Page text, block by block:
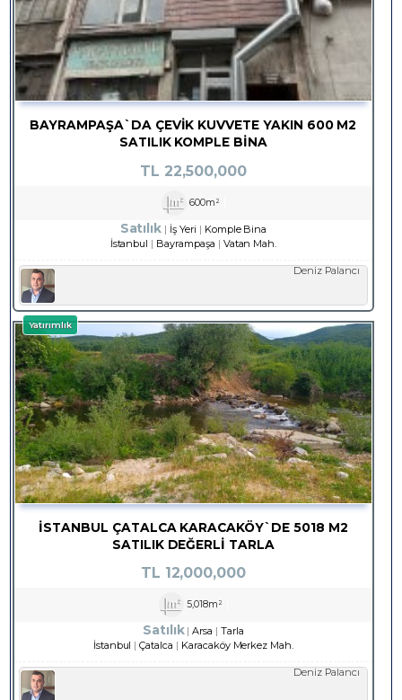
BAYRAMPAŞA`DA ÇEVİK KUVVETE YAKIN 600 M2
SATILIK KOMPLE BİNA
TL 22,500,000
600m²
Satılık İş Yeri
Komple Bina
İstanbul
Bayrampaşa Vatan Mah.
Deniz Palancı
Yatırımlık
İSTANBUL ÇATALCA KARACAKÖY`DE 5018 M2
SATILIK DEĞERLI TARLA
TL 12,000,000
5,018m²
Satılık Arsa
Tarla
İstanbul
Çatalca Karacaköy Merkez Mah.
Deniz Palancı